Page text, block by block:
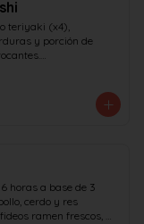
teriyaki (x4),
y porción de
horas a base de 3
cerdo y res
ramen frescos,